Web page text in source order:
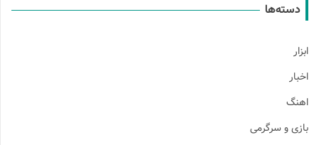
دسته‌ها
ابزار
اخبار
اهنگ
بازی و سرگرمی